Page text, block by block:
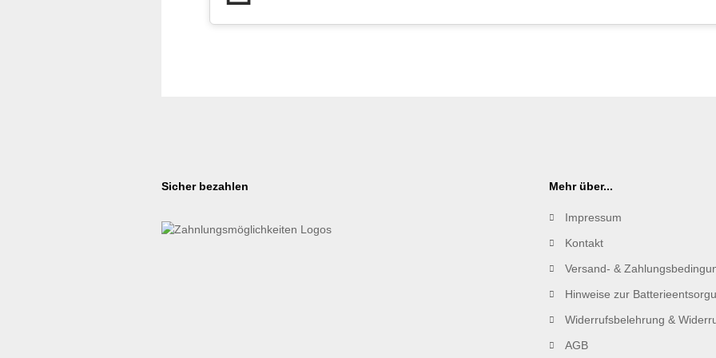
Sicher bezahlen Mehr über...
Impressum
Kontakt
Versand- &
Hinweise zur
Widerrufsbelehrung &
AGB